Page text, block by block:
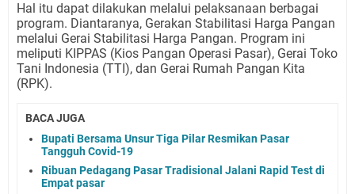
Hal itu dapat dilakukan melalui pelaksanaan berbagai
program. Diantaranya, Gerakan Stabilitasi Harga Pangan
melalui Gerai Stabilitasi Harga Pangan. Program ini
meliputi KIPPAS (Kios Pangan Operasi Pasar), Gerai Toko
Tani Indonesia (TTI), dan Gerai Rumah Pangan Kita
(RPK).
BACA JUGA
Bupati Bersama Unsur Tiga Pilar Resmikan Pasar
Tangguh Covid-19
Ribuan Pedagang Pasar Tradisional Jalani Rapid Test di
Empat pasar